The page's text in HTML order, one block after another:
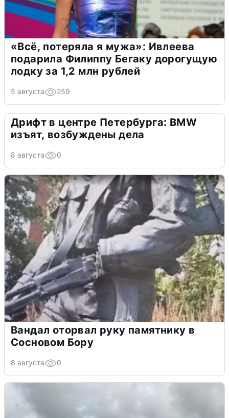
«Всё, потеряла я мужа»: Ивлеева
подарила Филиппу Бегаку дорогущую
лодку за 1,2 млн рублей
5 августа 259
Дрифт в центре Петербурга: BMW
изъят, возбуждены дела
8 августа 0
Вандал оторвал руку памятнику в
Сосновом Бору
8 августа 0